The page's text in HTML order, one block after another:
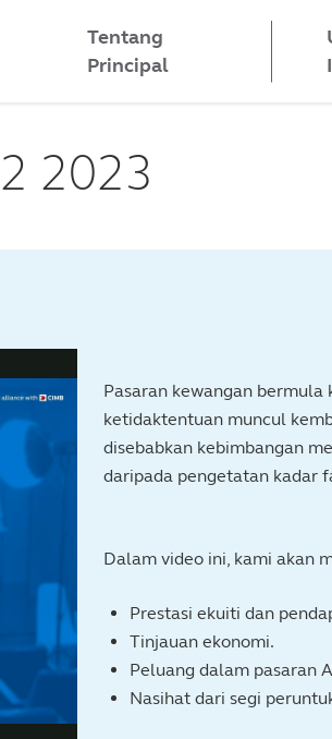
Tentang
Principal
2023
Pasaran kewangan bermula
ketidaktentuan muncul
disebabkan kebimbangan
daripada pengetatan kadar
Dalam video ini, kami akan
Prestasi ekuiti dan
Tinjauan ekonomi.
Peluang dalam pasaran
Nasihat dari segi